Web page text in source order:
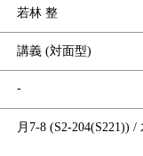
若林 整
講義 (対面型)
-
月7-8 (S2-204(S221)) /